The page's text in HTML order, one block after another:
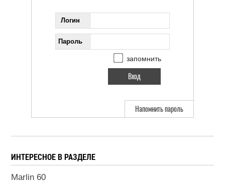
Логин
Пароль
запомнить
Напомнить пароль
ИНТЕРЕСНОЕ В РАЗДЕЛЕ
Marlin 60